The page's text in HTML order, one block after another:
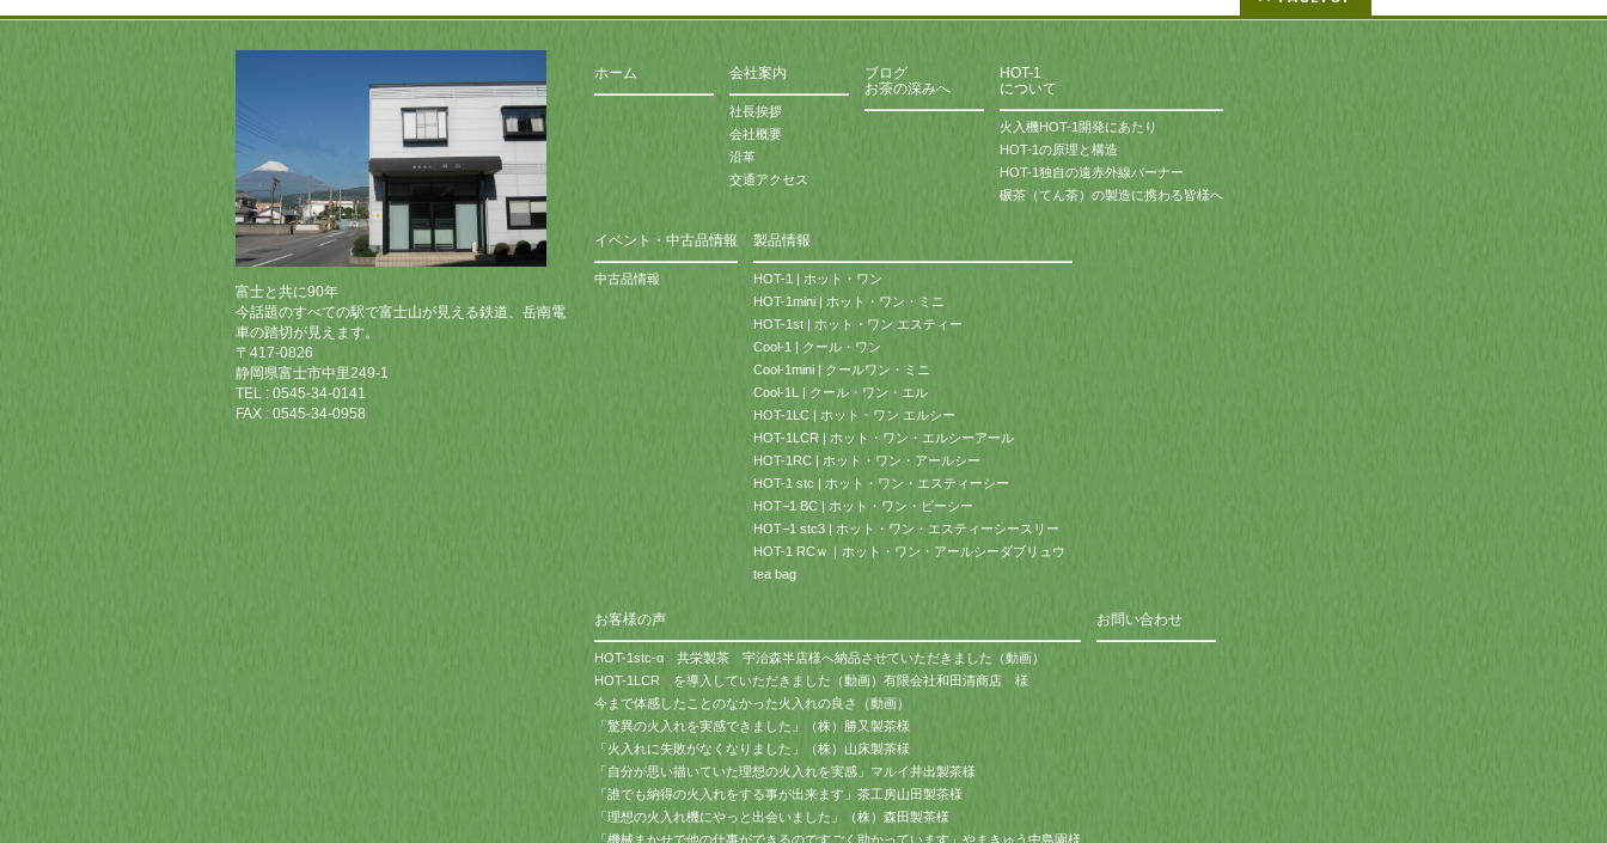
富士と共に90年
今話題のすべての駅で富士山が見える鉄道、岳南電
車の踏切が見えます。
〒417-0826
静岡県富士市中里249-1
TEL : 0545-34-0141
FAX : 0545-34-0958
ホーム 会社案内
社長挨拶
会社概要
沿革
交通アクセス
ブログ
お茶の深みへ
HOT-1
について
火入機HOT-1開発にあたり
HOT-1の原理と構造
HOT-1独自の遠赤外線バーナー
碾茶（てん茶）の製造に携わる皆様へ
イベント・中古品情報
中古品情報
製品情報
HOT-1 | ホット・ワン
HOT-1mini | ホット・ワン・ミニ
HOT-1st | ホット・ワン エスティー
Cool-1 | クール・ワン
Cool-1mini | クールワン・ミニ
Cool-1L | クール・ワン・エル
HOT-1LC | ホット・ワン エルシー
HOT-1LCR | ホット・ワン・エルシーアール
HOT-1RC | ホット・ワン・アールシー
HOT-1 stc | ホット・ワン・エスティーシー
HOT−1 BC | ホット・ワン・ビーシー
HOT−1 stc3 | ホット・ワン・エスティーシースリー
HOT-1 RCｗ｜ホット・ワン・アールシーダブリュウ
tea bag
お客様の声
HOT-1stc-α 共栄製茶 宇治森半店様へ納品させていただきました（動画）
HOT-1LCR を導入していただきました（動画）有限会社和田清商店 様
今まで体感したことのなかった火入れの良さ（動画）
「驚異の火入れを実感できました」（株）勝又製茶様
「火入れに失敗がなくなりました」（株）山床製茶様
「自分が思い描いていた理想の火入れを実感」マルイ井出製茶様
「誰でも納得の火入れをする事が出来ます」茶工房山田製茶様
「理想の火入れ機にやっと出会いました」（株）森田製茶様
「機械まかせで他の仕事ができるのですごく助かっています」やまきゅう中島園様
お問い合わせ